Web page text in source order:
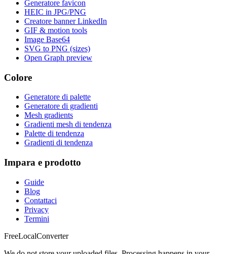
Generatore favicon
HEIC in JPG/PNG
Creatore banner LinkedIn
GIF & motion tools
Image Base64
SVG to PNG (sizes)
Open Graph preview
Colore
Generatore di palette
Generatore di gradienti
Mesh gradients
Gradienti mesh di tendenza
Palette di tendenza
Gradienti di tendenza
Impara e prodotto
Guide
Blog
Contattaci
Privacy
Termini
FreeLocalConverter